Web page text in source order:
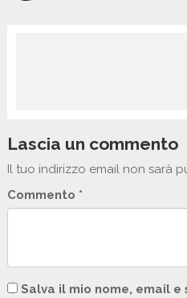
Lascia un commento
Il tuo indirizzo email non sarà
Commento *
Salva il mio nome, email